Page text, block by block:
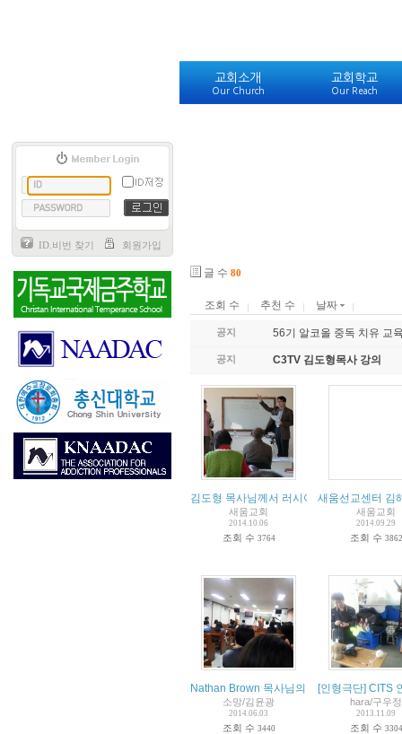
교회소개
Our Church
교회학교
Our Reach
ID.비번 찾기 회원가입
글 수 80
조회 수 추천 수 날짜
공지 56기 알코올 중독 치유 교
공지 C3TV 김도형목사 강의
김도형 목사님께서 러시아 선교지를 다녀 오
새움교회
2014.10.06
조회 수 3764
새움선교센터 김
새움교회
2014.09.29
조회 수 3862
Nathan Brown 목사님의 영어 강좌 오픈
소망/김윤광
2014.06.03
조회 수 3440
[인형극단] CITS
hara/구우정
2013.11.09
조회 수 3304